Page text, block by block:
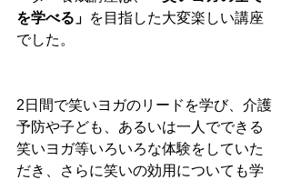
を学べる」 を目指した大変楽しい講座
でした。
2日間で笑いヨガのリードを学び、介護
予防や子ども、あるいは一人でできる
笑いヨガ等いろいろな体験をしていた
だき、さらに笑いの効用についても学